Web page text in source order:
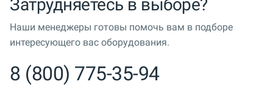
Затрудняетесь в выборе?
Наши менеджеры готовы помочь вам в подборе
интересующего вас оборудования.
8 (800) 775-35-94